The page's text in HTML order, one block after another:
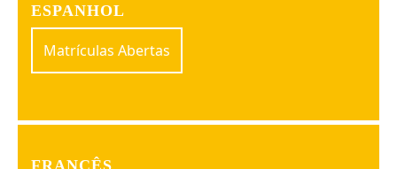
ESPANHOL
Matrículas Abertas
FRANCÊS